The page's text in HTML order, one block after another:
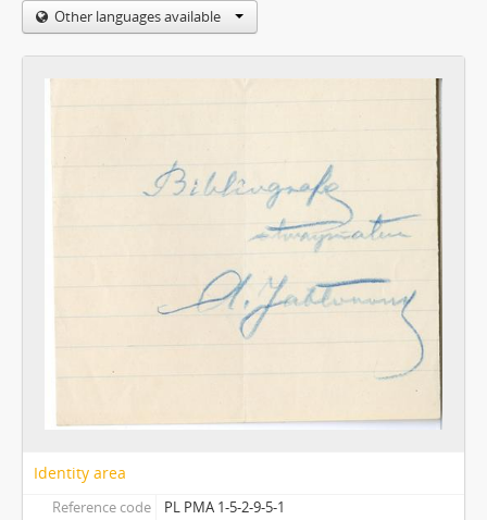
Other languages available
Identity area
Reference code
PL PMA 1-5-2-9-5-1